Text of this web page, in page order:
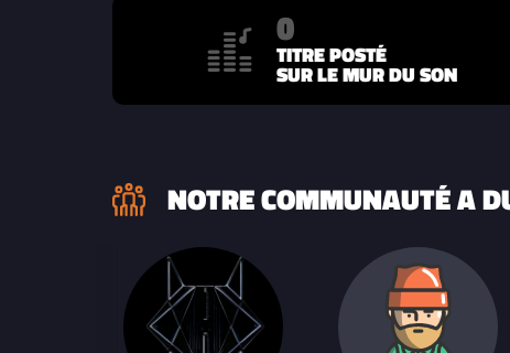
0
TITRE POSTÉ
SUR LE MUR DU SON
NOTRE COMMUNAUTÉ A